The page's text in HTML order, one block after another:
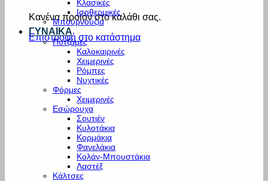
Κανένα προϊόν στο καλάθι σας.
Επιστροφή στο κατάστημα
Κλασικές
Ισοθερμικές
Μπουρνούζια
ΓΥΝΑΙΚΑ
Πυτζάμες
Καλοκαιρινές
Χειμερινές
Ρόμπες
Νυχτικές
Φόρμες
Χειμερινές
Εσώρουχα
Σουτιέν
Κυλοτάκια
Κορμάκια
Φανελάκια
Κολάν-Μπουστάκια
Λαστέξ
Κάλτσες